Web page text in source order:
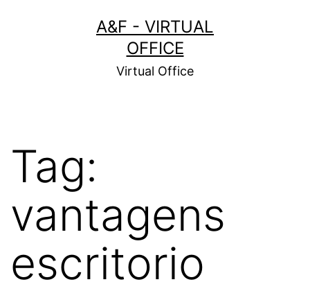
A&F - VIRTUAL
OFFICE
Virtual Office
Tag:
vantagens
escritorio